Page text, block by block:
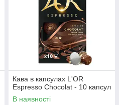
Кава в капсулах L'OR
Espresso Chocolat - 10 капсул
В наявності